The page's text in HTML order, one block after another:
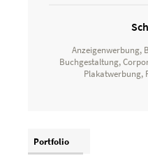
Anzeigenwerbung,
Buchgestaltung,
Plakatwerbung,
Portfolio